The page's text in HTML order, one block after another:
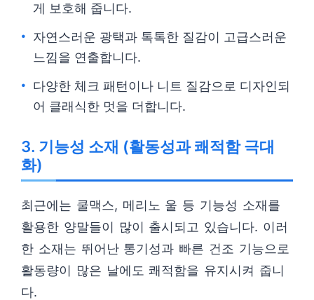
게 보호해 줍니다.
자연스러운 광택과 톡톡한 질감이 고급스러운
느낌을 연출합니다.
다양한 체크 패턴이나 니트 질감으로 디자인되
어 클래식한 멋을 더합니다.
3. 기능성 소재 (활동성과 쾌적함 극대
화)
최근에는 쿨맥스, 메리노 울 등 기능성 소재를
활용한 양말들이 많이 출시되고 있습니다. 이러
한 소재는 뛰어난 통기성과 빠른 건조 기능으로
활동량이 많은 날에도 쾌적함을 유지시켜 줍니
다.